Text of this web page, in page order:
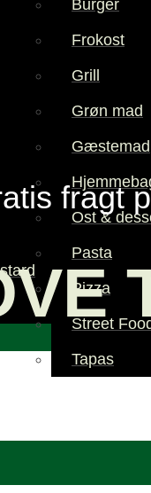
Burger
Frokost
Grill
Grøn mad
Gæstemad
Ost &
Pasta
Pizza
Street
Tapas
fragt